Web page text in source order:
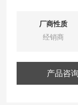
与主流产品保持*
样的性能品质超
厂商性质
经销商
产品咨询